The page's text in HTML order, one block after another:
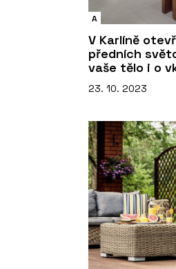
A
V Karlíně
předních
vaše tělo i o
23. 10. 2023